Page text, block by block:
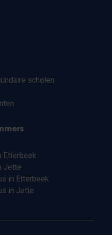
scholen
Etterbeek
Jette
in Etterbeek
in Jette